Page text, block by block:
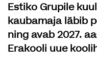
Estiko Grupile
kaubamaja läbib
ning avab 2027.
Erakooli uue